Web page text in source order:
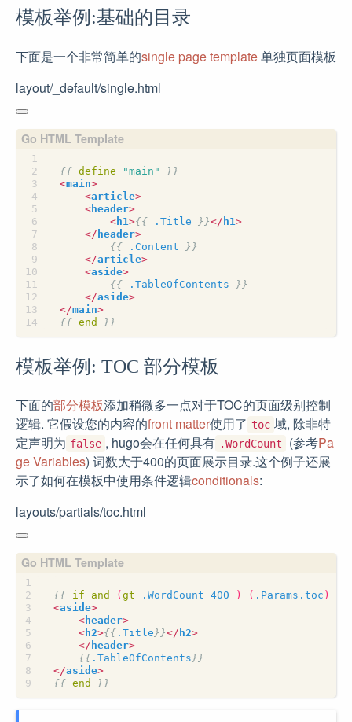
模板举例:基础的目录
下面是一个非常简单的single page template单独页面模板
layout/_default/single.html
{{ define "main"
}}
<main>
<article>
< header>
< h1>{{ .Title }}</ h1>
</ header>
{{
.Content
}}
</article>
<aside>
{{
.TableOfContents
}}
</aside>
</main>
{{ end }}
模板举例: TOC 部分模板
下面的部分模板添加稍微多一点对于TOC的页面级别控制
逻辑. 它假设您的内容的front matter使用了 toc 域, 除非特
定声明为 false , hugo会在任何具有 .WordCount (参考Pa
ge Variables) 词数大于400的页面展示目录.这个例子还展
示了如何在模板中使用条件逻辑conditionals:
layouts/partials/toc.html
{{ if and ( gt .WordCount 400 ) ( .Params.toc )
<aside>
< header>
< h2>{{ .Title }}</ h2>
</ header>
{{ .TableOfContents }}
</aside>
{{ end }}